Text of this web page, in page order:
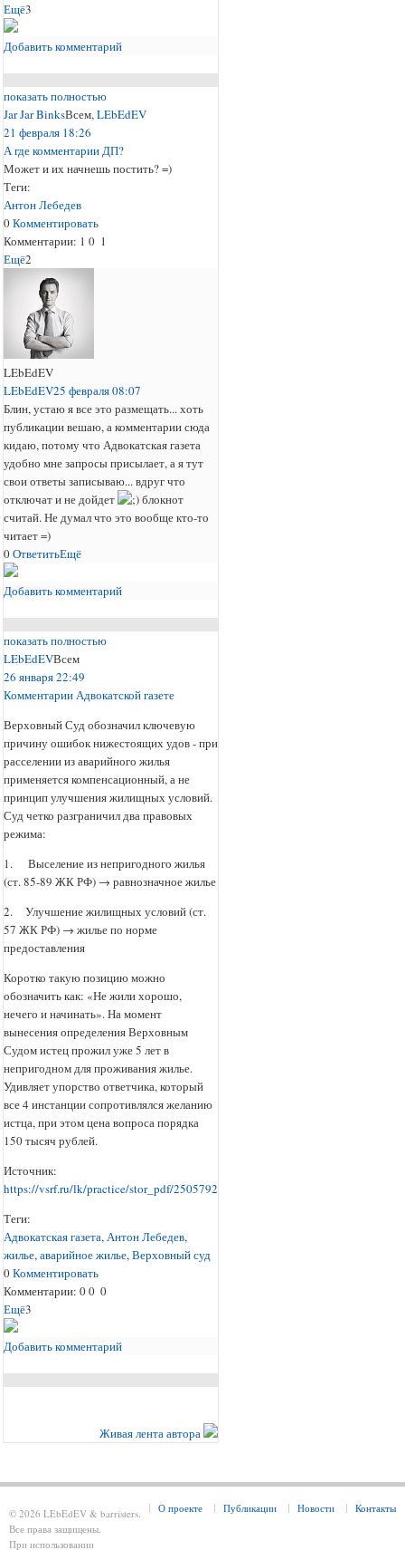
Ещё3
Добавить комментарий
показать полностью
Jar Jar BinksВсем,LEbEdEV
21 февраля 18:26
А где комментарии ДП?
Может и их начнешь постить? =)
Теги:
Антон Лебедев
0Комментировать
Комментарии: 1 0 1
Ещё2
LEbEdEV
LEbEdEV25 февраля 08:07
Блин, устаю я все это размещать... хоть
публикации вешаю, а комментарии сюда
кидаю, потому что Адвокатская газета
удобно мне запросы присылает, а я тут
свои ответы записываю... вдруг что
отключат и не дойдет
блокнот
считай. Не думал что это вообще кто-то
читает =)
0ОтветитьЕщё
Добавить комментарий
показать полностью
LEbEdEVВсем
26 января 22:49
Комментарии Адвокатской газете
Верховный Суд обозначил ключевую
причину ошибок нижестоящих удов - при
расселении из аварийного жилья
применяется компенсационный, а не
принцип улучшения жилищных условий.
Суд четко разграничил два правовых
режима:
1. Выселение из непригодного жилья
(ст. 85-89 ЖК РФ) → равнозначное жилье
2. Улучшение жилищных условий (ст.
57 ЖК РФ) → жилье по норме
предоставления
Коротко такую позицию можно
обозначить как: «Не жили хорошо,
нечего и начинать». На момент
вынесения определения Верховным
Судом истец прожил уже 5 лет в
непригодном для проживания жилье.
Удивляет упорство ответчика, который
все 4 инстанции сопротивлялся желанию
истца, при этом цена вопроса порядка
150 тысяч рублей.
Источник:
https://vsrf.ru/lk/practice/stor_pdf/2505792
Теги:
Адвокатская газета,Антон Лебедев,
жилье,аварийное жилье,Верховный суд
0Комментировать
Комментарии: 00 0
Ещё3
Добавить комментарий
Живая лента автора
О проекте Публикации Новости Контакты
© 2026 LEbEdEV & barristers.
Все права защищены.
При использовании